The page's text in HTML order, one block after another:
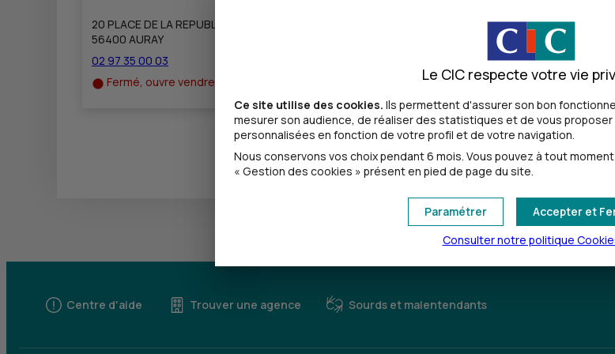
20 PLACE DE LA REPUBLIQUE
56400 AURAY
02 97 35 00 03
Fermé, ouvre vendredi à 8h30
Toutes les localités
Centre d'aide Trouver une agence Sourds et malentendants
Le CIC respecte votre vie
Ce site utilise des cookies. Ils permettent d'assurer son bon
mesurer son audience, de réaliser des statistiques et de vous
personnalisées en fonction de votre profil et de votre navigation.
Nous conservons vos choix pendant 6 mois. Vous pouvez à tout
« Gestion des cookies » présent en pied de page du site.
Accepter et
Paramétrer
Consulter notre politique